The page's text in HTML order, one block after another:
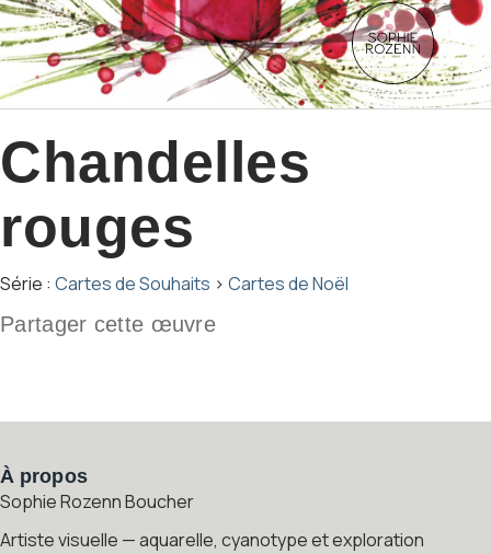
Chandelles
rouges
Série : Cartes de Souhaits › Cartes de Noël
Partager cette œuvre
À propos
Sophie Rozenn Boucher
Artiste visuelle — aquarelle, cyanotype et exploration